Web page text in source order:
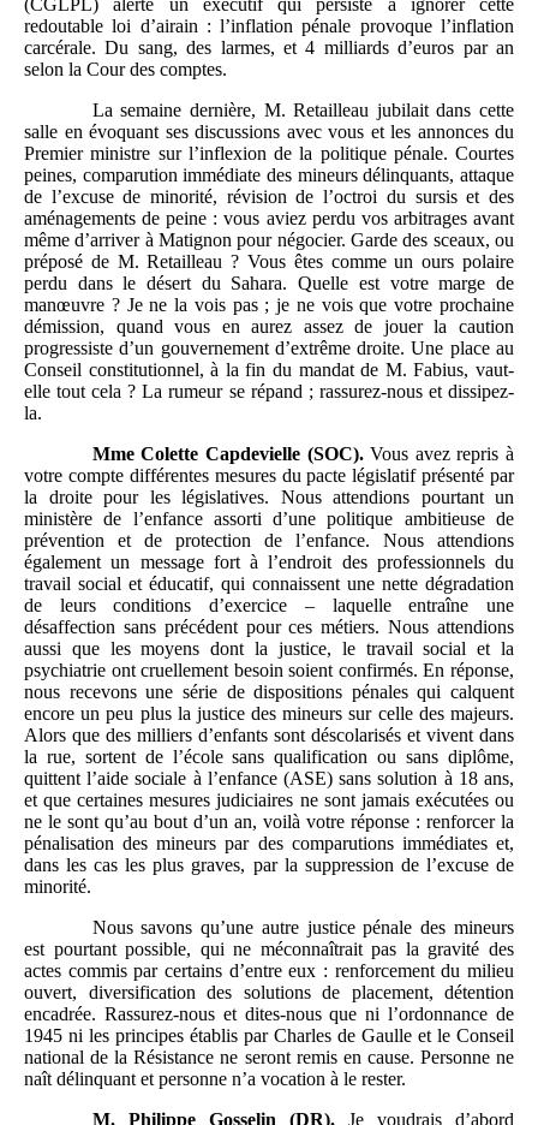
(CGLPL) alerte un exécutif qui persiste à ignorer cette
redoutable loi d’airain : l’inflation pénale provoque l’inflation
carcérale. Du sang, des larmes, et 4 milliards d’euros par an
selon la Cour des comptes.
La semaine dernière, M. Retailleau jubilait dans cette
salle en évoquant ses discussions avec vous et les annonces du
Premier ministre sur l’inflexion de la politique pénale. Courtes
peines, comparution immédiate des mineurs délinquants, attaque
de l’excuse de minorité, révision de l’octroi du sursis et des
aménagements de peine : vous aviez perdu vos arbitrages avant
même d’arriver à Matignon pour négocier. Garde des sceaux, ou
préposé de M. Retailleau ? Vous êtes comme un ours polaire
perdu dans le désert du Sahara. Quelle est votre marge de
manœuvre ? Je ne la vois pas ; je ne vois que votre prochaine
démission, quand vous en aurez assez de jouer la caution
progressiste d’un gouvernement d’extrême droite. Une place au
Conseil constitutionnel, à la fin du mandat de M. Fabius, vaut-
elle tout cela ? La rumeur se répand ; rassurez-nous et dissipez-
la.
Mme Colette Capdevielle (SOC).Vous avez repris à
votre compte différentes mesures du pacte législatif présenté par
la droite pour les législatives. Nous attendions pourtant un
ministère de l’enfance assorti d’une politique ambitieuse de
prévention et de protection de l’enfance. Nous attendions
également un message fort à l’endroit des professionnels du
travail social et éducatif, qui connaissent une nette dégradation
de leurs conditions d’exercice – laquelle entraîne une
désaffection sans précédent pour ces métiers. Nous attendions
aussi que les moyens dont la justice, le travail social et la
psychiatrie ont cruellement besoin soient confirmés. En réponse,
nous recevons une série de dispositions pénales qui calquent
encore un peu plus la justice des mineurs sur celle des majeurs.
Alors que des milliers d’enfants sont déscolarisés et vivent dans
la rue, sortent de l’école sans qualification ou sans diplôme,
quittent l’aide sociale à l’enfance (ASE) sans solution à 18 ans,
et que certaines mesures judiciaires ne sont jamais exécutées ou
ne le sont qu’au bout d’un an, voilà votre réponse : renforcer la
pénalisation des mineurs par des comparutions immédiates et,
dans les cas les plus graves, par la suppression de l’excuse de
minorité.
Nous savons qu’une autre justice pénale des mineurs
est pourtant possible, qui ne méconnaîtrait pas la gravité des
actes commis par certains d’entre eux : renforcement du milieu
ouvert, diversification des solutions de placement, détention
encadrée. Rassurez-nous et dites-nous que ni l’ordonnance de
1945 ni les principes établis par Charles de Gaulle et le Conseil
national de la Résistance ne seront remis en cause. Personne ne
naît délinquant et personne n’a vocation à le rester.
M.
Philippe Gosselin (DR).Je voudrais d’abord